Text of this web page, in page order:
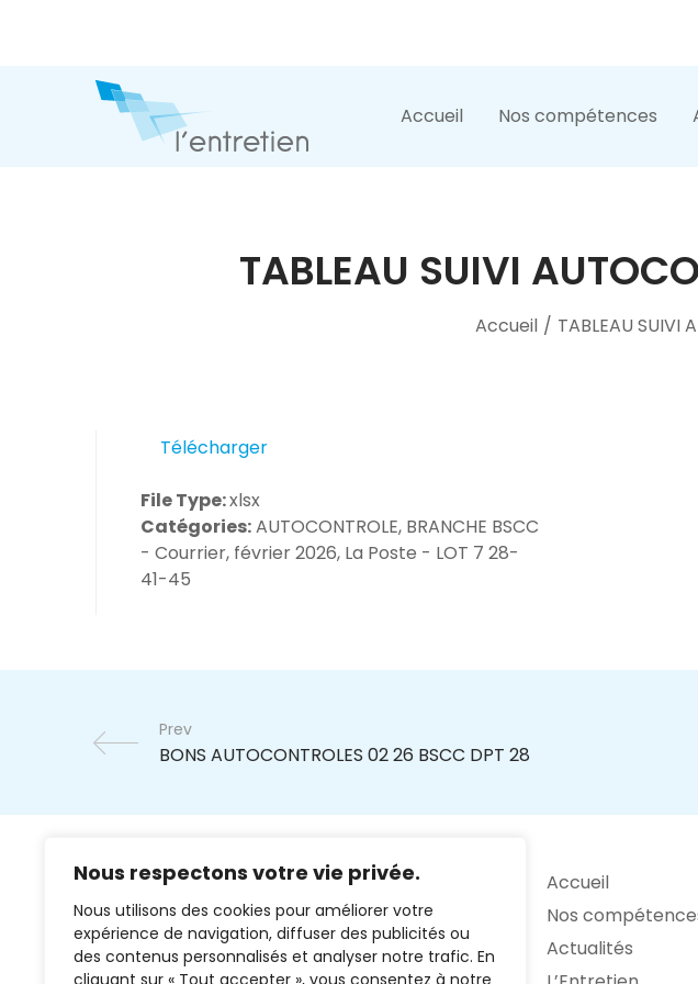
Nous respectons votre vie privée.
Nous utilisons des cookies pour améliorer votre
expérience de navigation, diffuser des publicités ou
des contenus personnalisés et analyser notre trafic. En
cliquant sur « Tout accepter », vous consentez à notre
Accueil Nos compétences
TABLEAU SUIVI
Accueil / TABLEAU SUIVI
Télécharger
File Type:xlsx
Catégories:AUTOCONTROLE, BRANCHE BSCC
- Courrier, février 2026, La Poste - LOT 7 28-
41-45
Prev
Accueil
Nos
Actualités